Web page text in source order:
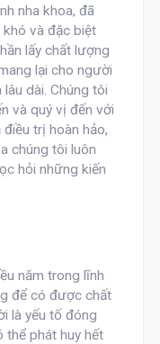
nha khoa, đã
khó và đặc biệt
lấy chất lượng
lại cho người
dài. Chúng tôi
và quý vị đến với
trị hoàn hảo,
chúng tôi luôn
hỏi những kiến
năm trong lĩnh
để có được chất
là yếu tố đóng
thể phát huy hết